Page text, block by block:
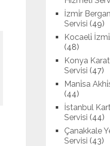
İzmi̇r
Servisi (49)
Kocaeli̇
(48)
Konya
Servisi (47)
Mani̇sa
(44)
İstanbul
Servisi (44)
Çanakkale
Servisi (43)